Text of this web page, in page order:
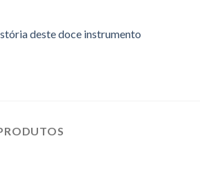
deste doce instrumento